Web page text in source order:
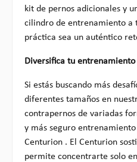
kit de pernos adicionales y
cilindro de entrenamiento a
práctica sea un auténtico
Diversifica tu
Si estás buscando más
diferentes tamaños en
contrapernos de variadas
y más seguro
Centurion . El Centurion
permite concentrarte solo